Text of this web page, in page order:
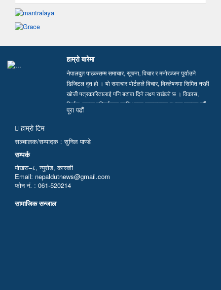
हाम्रो बारेमा
नेपालदुत पाठकसम्म समाचार, सूचना, विचार र मनोरञ्जन पुर्याउने
डिजिटल दुत हो । यो समाचार पोर्टलले विचार, विश्लेषणमा सिमित नरही
खोजी पत्रकारितालाई पनि बढाबा दिने लक्ष्य राखेको छ । विकास,
निर्माण, समाज परिवर्तनका लागि भएका सकारात्मक पक्षहरु उजागर गर्दै
सत्य, तथ्य र निष्पक्ष समाचार सम्प्रेषण गर्न हामी प्रतिवद्ध छौं…
पूरा पढाैं
हाम्रो टिम
सञ्चालक/सम्पादक : सुनिल पाण्डे
सम्पर्क
पोखरा–८, न्युरोड, कास्की
Email: nepaldutnews@gmail.com
फोन नं. : 061-520214
सामाजिक सन्जाल